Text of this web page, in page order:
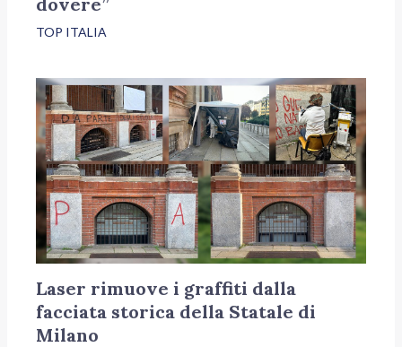
TOP ITALIA
Laser rimuove i graffiti dalla
facciata storica della Statale di
Milano